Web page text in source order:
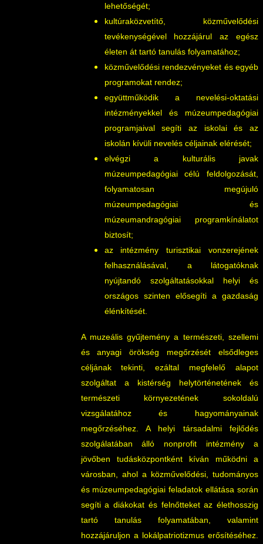
lehetőségét;
kultúraközvetítő, közművelődési
tevékenységével hozzájárul az egész
életen át tartó tanulás folyamatához;
közművelődési rendezvényeket és egyéb
programokat rendez;
együttműködik a nevelési-oktatási
intézményekkel és múzeumpedagógiai
programjaival segíti az iskolai és az
iskolán kívüli nevelés céljainak elérését;
elvégzi a kulturális javak
múzeumpedagógiai célú feldolgozását,
folyamatosan megújuló
múzeumpedagógiai és
múzeumandragógiai programkínálatot
biztosít;
az intézmény turisztikai vonzerejének
felhasználásával, a látogatóknak
nyújtandó szolgáltatásokkal helyi és
országos szinten elősegíti a gazdaság
élénkítését.
A muzeális gyűjtemény a természeti, szellemi
és anyagi örökség megőrzését elsődleges
céljának tekinti, ezáltal megfelelő alapot
szolgáltat a kistérség helytörténetének és
természeti környezetének sokoldalú
vizsgálatához és hagyományainak
megőrzéséhez. A helyi társadalmi fejlődés
szolgálatában álló nonprofit intézmény a
jövőben tudásközpontként kíván működni a
városban, ahol a közművelődési, tudományos
és múzeumpedagógiai feladatok ellátása során
segíti a diákokat és felnőtteket az élethosszig
tartó tanulás folyamatában, valamint
hozzájáruljon a lokálpatriotizmus erősítéséhez.